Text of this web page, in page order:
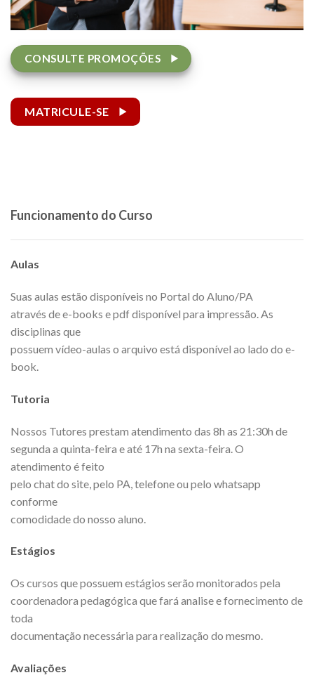
CONSULTE PROMOÇÕES
MATRICULE-SE
Funcionamento do Curso
Aulas
Suas aulas estão disponíveis no Portal do Aluno/PA
através de e-books e pdf disponível para impressão. As
disciplinas que
possuem vídeo-aulas o arquivo está disponível ao lado do e-
book.
Tutoria
Nossos Tutores prestam atendimento das 8h as 21:30h de
segunda a quinta-feira e até 17h na sexta-feira. O
atendimento é feito
pelo chat do site, pelo PA, telefone ou pelo whatsapp
conforme
comodidade do nosso aluno.
Estágios
Os cursos que possuem estágios serão monitorados pela
coordenadora pedagógica que fará analise e fornecimento de
toda
documentação necessária para realização do mesmo.
Avaliações